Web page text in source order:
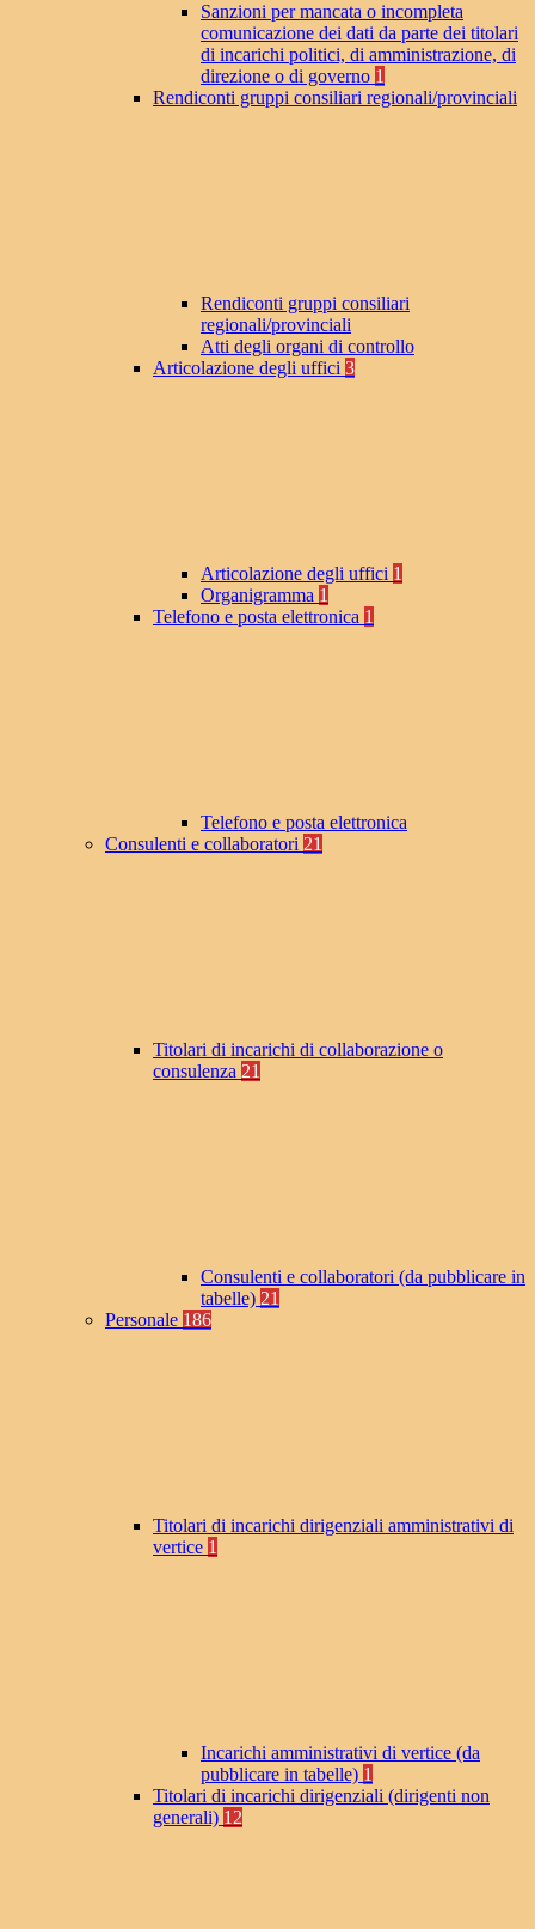
Sanzioni per mancata o incompleta
comunicazione dei dati da parte dei titolari
di incarichi politici, di amministrazione, di
direzione o di governo 1
Rendiconti gruppi consiliari regionali/provinciali
Rendiconti gruppi consiliari
regionali/provinciali
Atti degli organi di controllo
Articolazione degli uffici 3
Articolazione degli uffici 1
Organigramma 1
Telefono e posta elettronica 1
Telefono e posta elettronica
Consulenti e collaboratori 21
Titolari di incarichi di collaborazione o
consulenza 21
Consulenti e collaboratori (da pubblicare in
tabelle) 21
Personale 186
Titolari di incarichi dirigenziali amministrativi di
vertice 1
Incarichi amministrativi di vertice (da
pubblicare in tabelle) 1
Titolari di incarichi dirigenziali (dirigenti non
generali) 12